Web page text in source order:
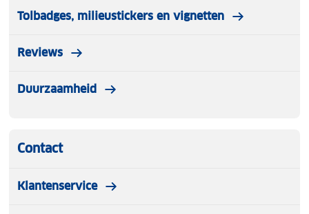
Tolbadges, milieustickers en vignetten
Reviews
Duurzaamheid
Contact
Klantenservice